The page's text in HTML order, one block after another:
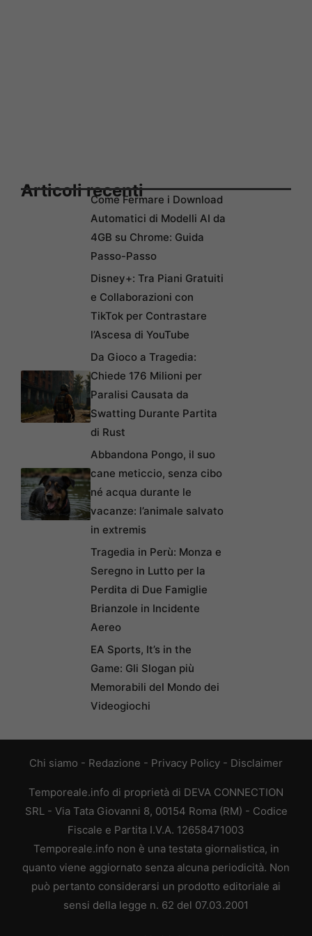
Articoli recentiCome Fermare i Download
Automatici di Modelli AI da
4GB su Chrome: Guida
Passo-Passo
Disney+: Tra Piani Gratuiti
e Collaborazioni con
TikTok per Contrastare
l’Ascesa di YouTube
Da Gioco a Tragedia:
Chiede 176 Milioni per
Paralisi Causata da
Swatting Durante Partita
di Rust
Abbandona Pongo, il suo
cane meticcio, senza cibo
né acqua durante le
vacanze: l’animale salvato
in extremis
Tragedia in Perù: Monza e
Seregno in Lutto per la
Perdita di Due Famiglie
Brianzole in Incidente
Aereo
EA Sports, It’s in the
Game: Gli Slogan più
Memorabili del Mondo dei
Videogiochi
Chi siamo - Redazione - Privacy Policy - Disclaimer
Temporeale.info di proprietà di DEVA CONNECTION
SRL - Via Tata Giovanni 8, 00154 Roma (RM) - Codice
Fiscale e Partita I.V.A. 12658471003
Temporeale.info non è una testata giornalistica, in
quanto viene aggiornato senza alcuna periodicità. Non
può pertanto considerarsi un prodotto editoriale ai
sensi della legge n. 62 del 07.03.2001